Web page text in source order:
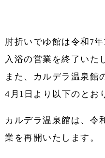
肘折いでゆ館は令和7
入浴の営業を終了いた
また、カルデラ温泉館
4月1日より以下のとお
カルデラ温泉館は、令
業を再開いたします。